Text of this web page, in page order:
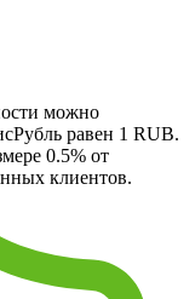
можно
равен 1 RUB.
0.5% от
клиентов.